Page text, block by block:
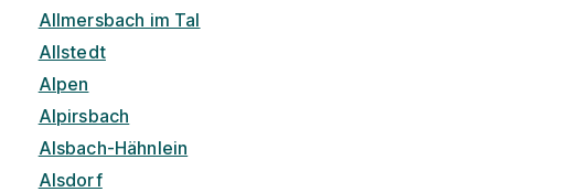
Allmersbach im Tal
Allstedt
Alpen
Alpirsbach
Alsbach-Hähnlein
Alsdorf